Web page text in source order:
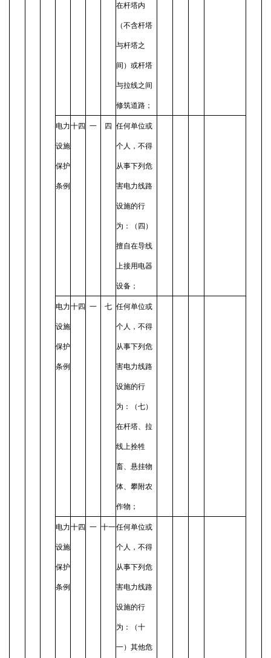
在杆塔内
（不含杆塔
与杆塔之
间）或杆塔
与拉线之间
修筑道路；
电力
设施
保护
条例
十四 一 四 任何单位或
个人，不得
从事下列危
害电力线路
设施的行
为：（四）
擅自在导线
上接用电器
设备；
电力
设施
保护
条例
十四 一 七 任何单位或
个人，不得
从事下列危
害电力线路
设施的行
为：（七）
在杆塔、拉
线上拴牲
畜、悬挂物
体、攀附农
作物；
电力
设施
保护
条例
十四 一 十一任何单位或
个人，不得
从事下列危
害电力线路
设施的行
为：（十
一）其他危